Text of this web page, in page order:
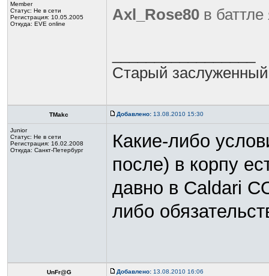
Member
Статус: Не в сети
Регистрация: 10.05.2005
Откуда: EVE online
Axl_Rose80 в
Старый заслуженный
TMakc Добавлено: 13.08.2010 15:30
Junior
Статус: Не в сети
Регистрация: 16.02.2008
Откуда: Санкт-Петербург
Какие-либо
после) в корпу
давно в Caldari
либо
UnFr@G Добавлено: 13.08.2010 16:06